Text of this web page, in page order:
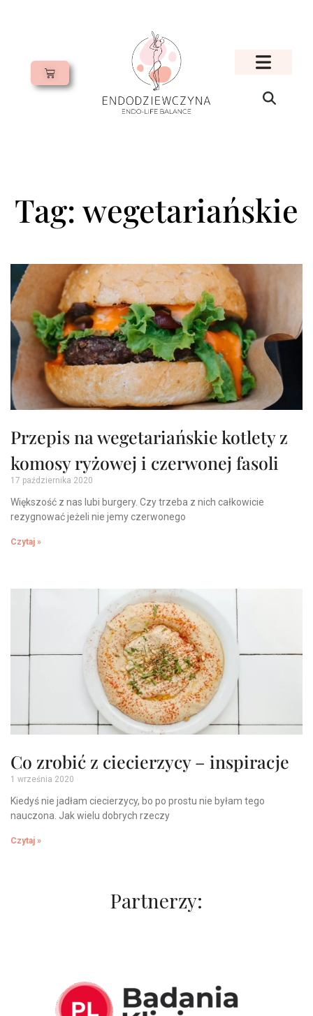
Tag: wegetariańskie
Przepis na wegetariańskie kotlety z
komosy ryżowej i czerwonej fasoli
17 października 2020
Większość z nas lubi burgery. Czy trzeba z nich całkowicie
rezygnować jeżeli nie jemy czerwonego
Czytaj »
Co zrobić z ciecierzycy – inspiracje
1 września 2020
Kiedyś nie jadłam ciecierzycy, bo po prostu nie byłam tego
nauczona. Jak wielu dobrych rzeczy
Czytaj »
Partnerzy: